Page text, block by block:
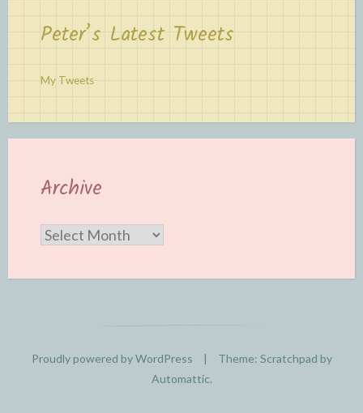
Peter’s Latest Tweets
My Tweets
Archive
Archive
Proudly powered by WordPress |
Theme: Scratchpad by
Automattic.